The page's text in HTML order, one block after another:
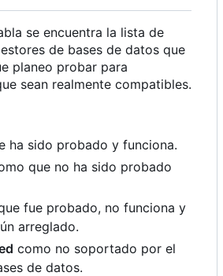
se encuentra la lista de
de bases de datos que
planeo probar para
sean realmente compatibles.
ha sido probado y funciona.
que no ha sido probado
fue probado, no funciona y
arreglado.
como no soportado por el
de datos.